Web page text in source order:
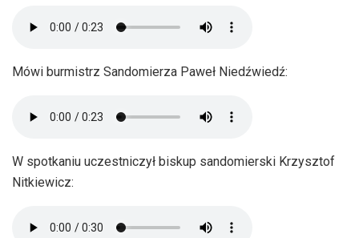
Mówi burmistrz Sandomierza Paweł Niedźwiedź:
W spotkaniu uczestniczył biskup sandomierski Krzysztof
Nitkiewicz: